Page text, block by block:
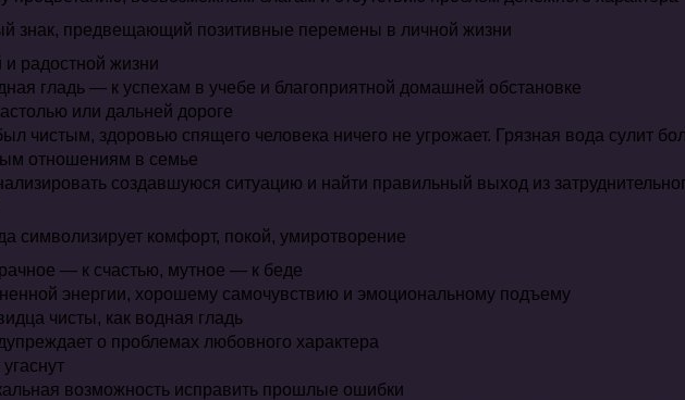
знак, предвещающий позитивные перемены в личной жизни
радостной жизни
гладь — к успехам в учебе и благоприятной домашней обстановке
или дальней дороге
чистым, здоровью спящего человека ничего не угрожает. Грязная вода сулит
отношениям в семье
создавшуюся ситуацию и найти правильный выход из
символизирует комфорт, покой, умиротворение
— к счастью, мутное — к беде
энергии, хорошему самочувствию и эмоциональному подъему
чисты, как водная гладь
о проблемах любовного характера
возможность исправить прошлые ошибки